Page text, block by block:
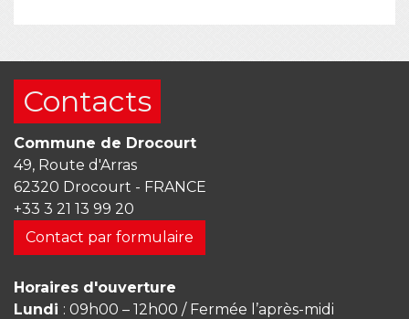
Contacts
Commune de Drocourt
49, Route d'Arras
62320 Drocourt - FRANCE
+33 3 21 13 99 20
Contact par formulaire
Horaires d'ouverture
Lundi : 09h00 – 12h00 / Fermée l’après-midi